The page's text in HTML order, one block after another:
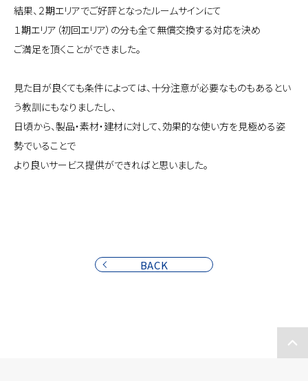
結果、２期エリアでご好評となったルームサインにて
１期エリア（初回エリア）の分も全て無償交換する対応を決め
ご満足を頂くことができました。
見た目が良くても条件によっては、十分注意が必要なものもあるとい
う教訓にもなりましたし、
日頃から、製品・素材・建材に対して、効果的な使い方を見極める姿
勢でいることで
より良いサービス提供ができればと思いました。
BACK